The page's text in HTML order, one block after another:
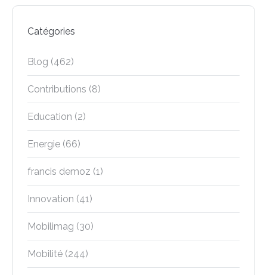
Catégories
Blog (462)
Contributions (8)
Education (2)
Energie (66)
francis demoz (1)
Innovation (41)
Mobilimag (30)
Mobilité (244)